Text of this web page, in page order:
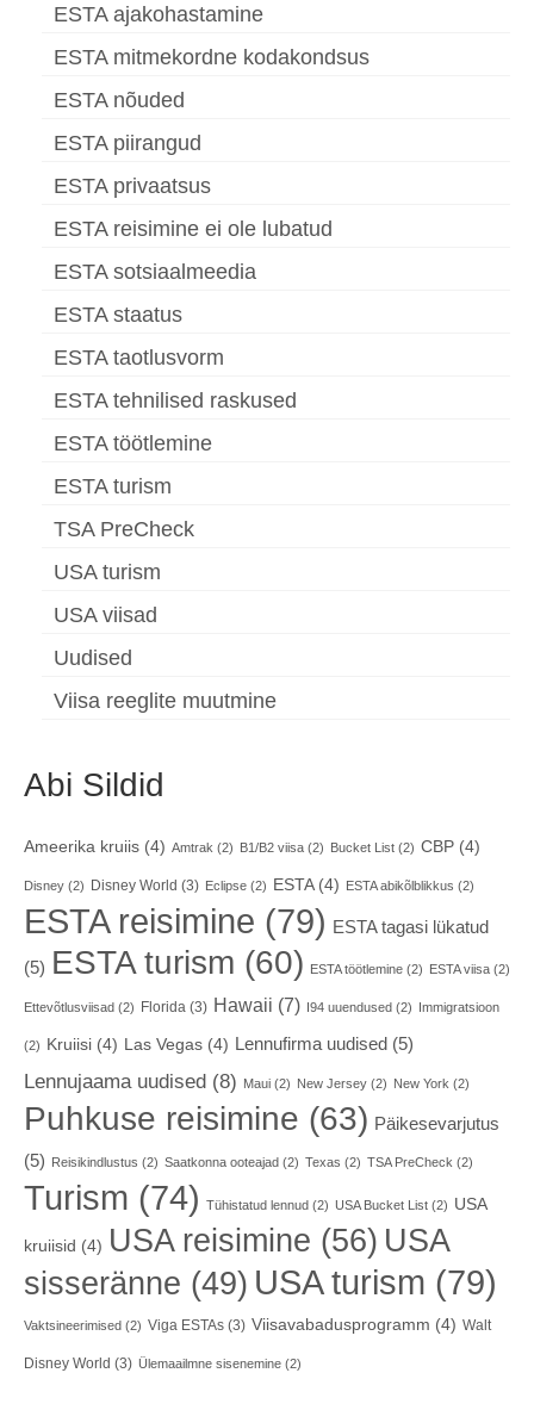
ESTA ajakohastamine
ESTA mitmekordne kodakondsus
ESTA nõuded
ESTA piirangud
ESTA privaatsus
ESTA reisimine ei ole lubatud
ESTA sotsiaalmeedia
ESTA staatus
ESTA taotlusvorm
ESTA tehnilised raskused
ESTA töötlemine
ESTA turism
TSA PreCheck
USA turism
USA viisad
Uudised
Viisa reeglite muutmine
Abi Sildid
Ameerika kruiis (4) Amtrak (2) B1/B2 viisa (2) Bucket List (2) CBP (4)
Disney (2) Disney World (3) Eclipse (2) ESTA(4) ESTA abikõlblikkus (2)
ESTA reisimine (79) ESTA tagasi lükatud
(5) ESTA turism (60) ESTA töötlemine (2) ESTA viisa (2)
Ettevõtlusviisad (2) Florida (3) Hawaii (7) I94 uuendused (2) Immigratsioon
(2) Kruiisi (4) Las Vegas (4) Lennufirma uudised (5)
Lennujaama uudised (8) Maui (2) New Jersey (2) New York (2)
Puhkuse reisimine (63) Päikesevarjutus
(5) Reisikindlustus (2) Saatkonna ooteajad (2) Texas (2) TSA PreCheck (2)
Turism (74) Tühistatud lennud (2) USA Bucket List (2) USA
kruiisid (4) USA reisimine (56) USA
sisseränne (49) USA turism (79)
Vaktsineerimised (2) Viga ESTAs (3) Viisavabadusprogramm (4) Walt
Disney World (3) Ülemaailmne sisenemine (2)